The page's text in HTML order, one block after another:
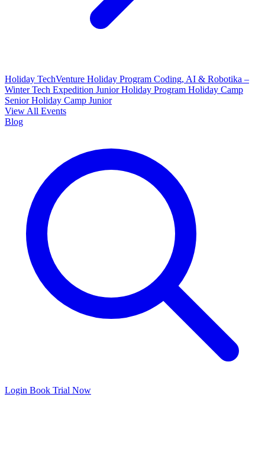
Holiday TechVenture Holiday Program Coding, AI & Robotika –
Winter Tech Expedition Junior Holiday Program Holiday Camp
SeniorHoliday Camp Junior
View All Events
Blog
Login Book Trial Now